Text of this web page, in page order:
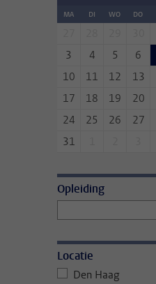
MA DI WO DO
3
4 5 6
10
11 12 13
17
18 19 20
24
25 26 27
31
Opleiding
Locatie
Den Haag